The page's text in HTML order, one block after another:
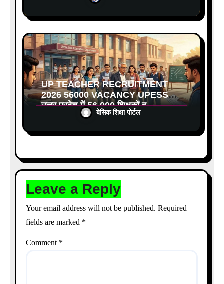
UP TEACHER RECRUITMENT
2026 56000 VACANCY UPESSC:
उत्तर प्रदेश में 56,000 शिक्षकों व
प्रधानाचार्यों की बंपर भर्ती की तैयारी, अगस्त
बेसिक शिक्षा पोर्टल
Leave a Reply
Your email address will not be published. Required
fields are marked *
Comment *